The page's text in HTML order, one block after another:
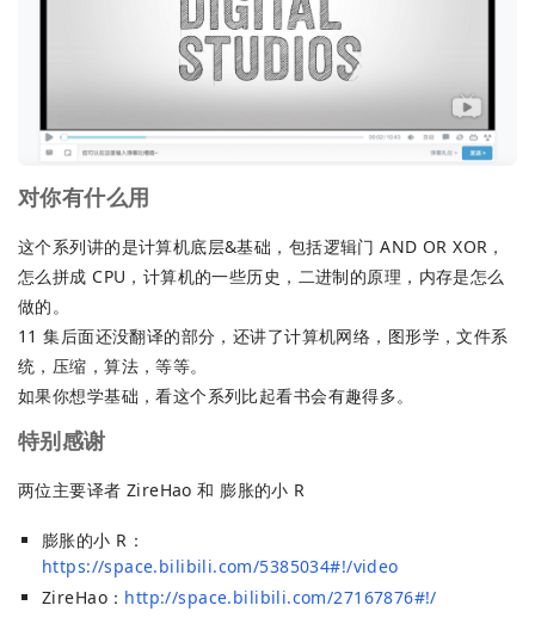
对你有什么用
这个系列讲的是计算机底层&基础，包括逻辑门 AND OR XOR，
怎么拼成 CPU，计算机的一些历史，二进制的原理，内存是怎么
做的。
11 集后面还没翻译的部分，还讲了计算机网络，图形学，文件系
统，压缩，算法，等等。
如果你想学基础，看这个系列比起看书会有趣得多。
特别感谢
两位主要译者 ZireHao 和 膨胀的小 R
膨胀的小 R：
https://space.bilibili.com/5385034#!/video
ZireHao： http://space.bilibili.com/27167876#!/